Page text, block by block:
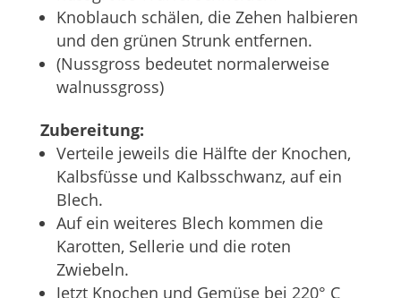
Knoblauch schälen, die Zehen halbieren
und den grünen Strunk entfernen.
(Nussgross bedeutet normalerweise
walnussgross)
Zubereitung:
Verteile jeweils die Hälfte der Knochen,
Kalbsfüsse und Kalbsschwanz, auf ein
Blech.
Auf ein weiteres Blech kommen die
Karotten, Sellerie und die roten
Zwiebeln.
Jetzt Knochen und Gemüse bei 220° C